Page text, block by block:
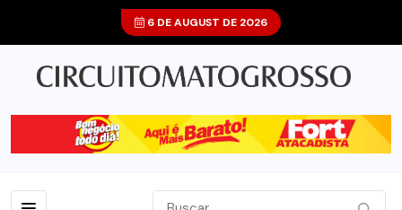
6 DE AUGUST DE 2026